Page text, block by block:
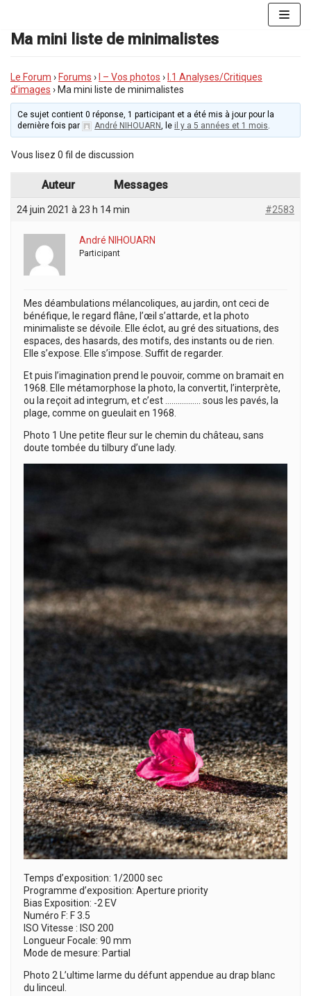
au
contenu
Ma mini liste de minimalistes
Le Forum › Forums › I – Vos photos ›
I.1 Analyses/Critiques
d’images › Ma mini liste de minimalistes
Ce sujet contient 0 réponse, 1 participant et a été mis à jour pour la
dernière fois par
André NIHOUARN, le il y a 5 années et 1 mois.
Vous lisez 0 fil de discussion
Auteur Messages
24 juin 2021 à 23 h 14 min #2583
André NIHOUARN
Participant
Mes déambulations mélancoliques, au jardin, ont ceci de
bénéfique, le regard flâne, l’œil s’attarde, et la photo
minimaliste se dévoile. Elle éclot, au gré des situations, des
espaces, des hasards, des motifs, des instants ou de rien.
Elle s’expose. Elle s’impose. Suffit de regarder.
Et puis l’imagination prend le pouvoir, comme on bramait en
1968. Elle métamorphose la photo, la convertit, l’interprète,
ou la reçoit ad integrum, et c’est …………….. sous les pavés, la
plage, comme on gueulait en 1968.
Photo 1 Une petite fleur sur le chemin du château, sans
doute tombée du tilbury d’une lady.
Temps d’exposition: 1/2000 sec
Programme d’exposition: Aperture priority
Bias Exposition: -2 EV
Numéro F: F 3.5
ISO Vitesse : ISO 200
Longueur Focale: 90 mm
Mode de mesure: Partial
Photo 2 L’ultime larme du défunt appendue au drap blanc
du linceul.